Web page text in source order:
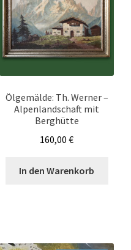
Ölgemälde: Th. Werner –
Alpenlandschaft mit
Berghütte
160,00€
In den Warenkorb